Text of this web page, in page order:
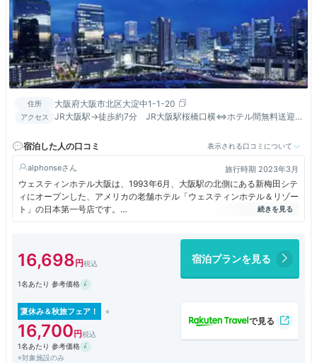
住所 大阪府大阪市北区大淀中1-1-20
アクセス
JR大阪駅→徒歩約7分 JR大阪駅桜橋口横⇔ホテル間無料送迎
宿泊した人の口コミ
表示される口コミについて
alphonse 旅行時期 2023年3月
ウェスティンホテル大阪は、1993年6月、大阪駅の北側にある新梅田シテ
ィにオープンした、アメリカの老舗ホテル「ウェスティンホテル＆リゾー
ト」の日本第一号店です。
「東洋と西洋の文化が華開いた安土桃山時代」をコンセプトにしたフロン
のシャンデリアが輝いています。
また、ヨーロピアンクラシック調で統一され客室は303室あり、26階か
ら30階までの高層階はエグゼクティブクラブフロアになっています
16,698 宿泊プランを見る
1名あたり 参考価格
夏休み＆秋旅フェア！
16,700
1名あたり 参考価格
※対象施設のみ